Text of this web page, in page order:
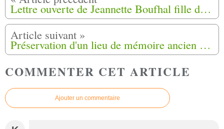
Lettre ouverte de Jeannette Boufhal fille de harki
Préservation d'un lieu de mémoire ancien hameau de forestage de Valbonne/Sophia Antipolis (06)
COMMENTER CET ARTICLE
Ajouter un commentaire